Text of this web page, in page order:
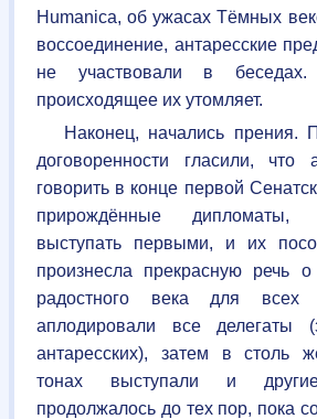
Humanica, об ужасах Тёмных
воссоединение, антаресские
не участвовали в беседах.
происходящее их утомляет.
Наконец, начались прения.
договоренности гласили, что
говорить в конце первой
прирождённые дипломаты,
выступать первыми, и их
произнесла прекрасную речь
радостного века для всех
аплодировали все делегаты
антаресских), затем в столь
тонах выступали и
продолжалось до тех пор, пока